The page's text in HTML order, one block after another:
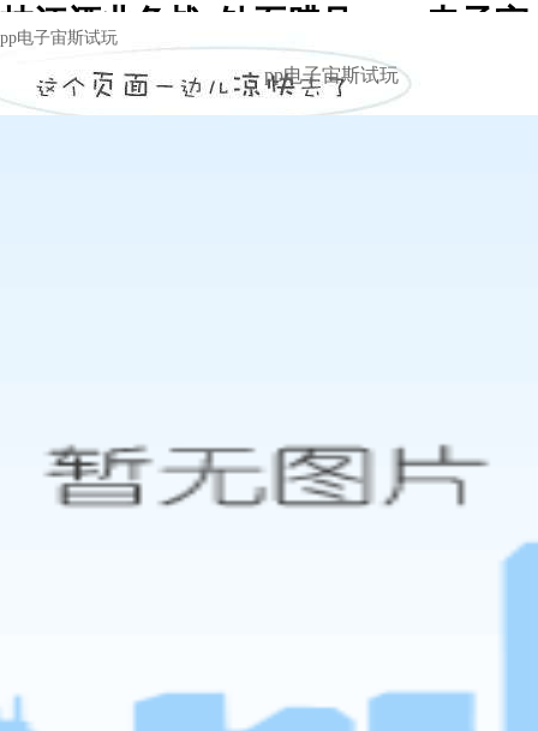
枝江酒业备战“钻石腊月” -pp电子宙
斯试玩
pp电子宙斯试玩
pp电子宙斯试玩